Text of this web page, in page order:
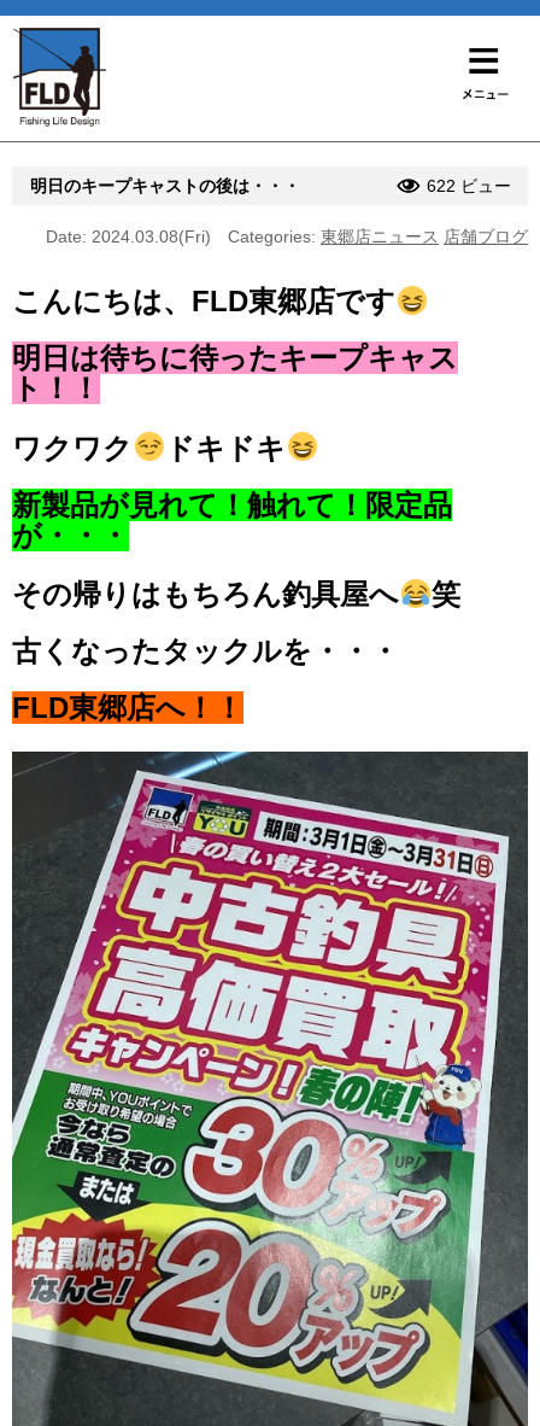
明日のキープキャストの後は・・・ 622 ビュー
Date: 2024.03.08(Fri) Categories: 東郷店ニュース 店舗ブログ
こんにちは、FLD東郷店です
明日は待ちに待ったキープキャス
ト！！
ワクワク
ドキドキ
新製品が見れて！触れて！限定品
が・・・
その帰りはもちろん釣具屋へ
笑
古くなったタックルを・・・
FLD東郷店へ！！